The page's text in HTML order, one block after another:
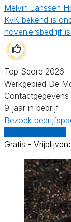
Melvin Janssen
KvK bekend is
hoveniersbedrijf
Top Score 2026
Werkgebied De
Contactgegevens
9 jaar in bedrijf
Bezoek
Gratis -